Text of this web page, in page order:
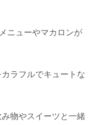
ニューやマカロンが
ラフルでキュートな
物やスイーツと一緒